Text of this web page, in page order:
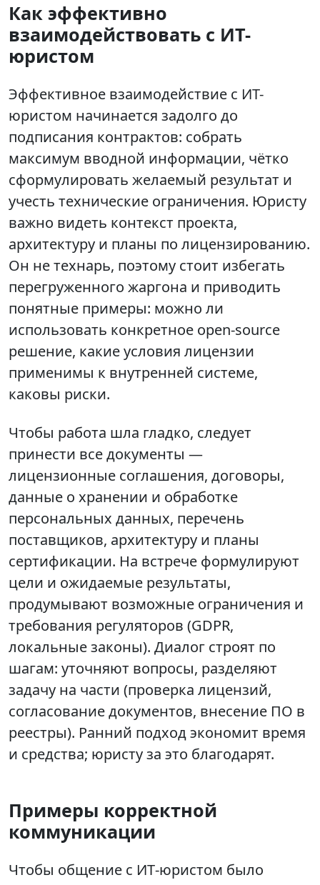
Как эффективно
взаимодействовать с ИТ-
юристом
Эффективное взаимодействие с ИТ-
юристом начинается задолго до
подписания контрактов: собрать
максимум вводной информации, чётко
сформулировать желаемый результат и
учесть технические ограничения. Юристу
важно видеть контекст проекта,
архитектуру и планы по лицензированию.
Он не технарь, поэтому стоит избегать
перегруженного жаргона и приводить
понятные примеры: можно ли
использовать конкретное open-source
решение, какие условия лицензии
применимы к внутренней системе,
каковы риски.
Чтобы работа шла гладко, следует
принести все документы —
лицензионные соглашения, договоры,
данные о хранении и обработке
персональных данных, перечень
поставщиков, архитектуру и планы
сертификации. На встрече формулируют
цели и ожидаемые результаты,
продумывают возможные ограничения и
требования регуляторов (GDPR,
локальные законы). Диалог строят по
шагам: уточняют вопросы, разделяют
задачу на части (проверка лицензий,
согласование документов, внесение ПО в
реестры). Ранний подход экономит время
и средства; юристу за это благодарят.
Примеры корректной
коммуникации
Чтобы общение с ИТ‑юристом было